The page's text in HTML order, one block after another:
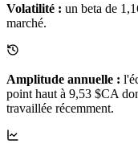
Volatilité : un beta de
marché.
Amplitude annuelle :
point haut à 9,53 $CA
travaillée récemment.